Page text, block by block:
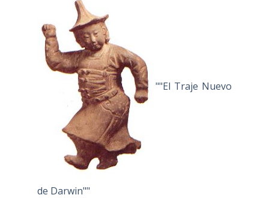
""El Traje Nuevo
de Darwin""